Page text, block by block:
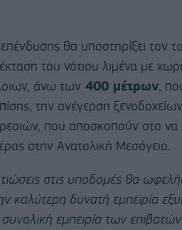
θα υποστηρίξει τον
του νότιου λιμένα με
άνω των 400 μέτρων ,
την ανέγερση
που αποσκοπούν στο να
στην Ανατολική Μεσόγειο.
στις υποδομές θα
καλύτερη δυνατή εμπειρία
εμπειρία των